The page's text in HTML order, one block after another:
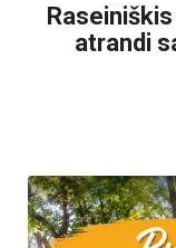
atrandi